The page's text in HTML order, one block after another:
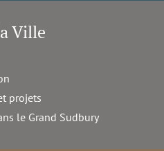
Ville
projets
le Grand Sudbury